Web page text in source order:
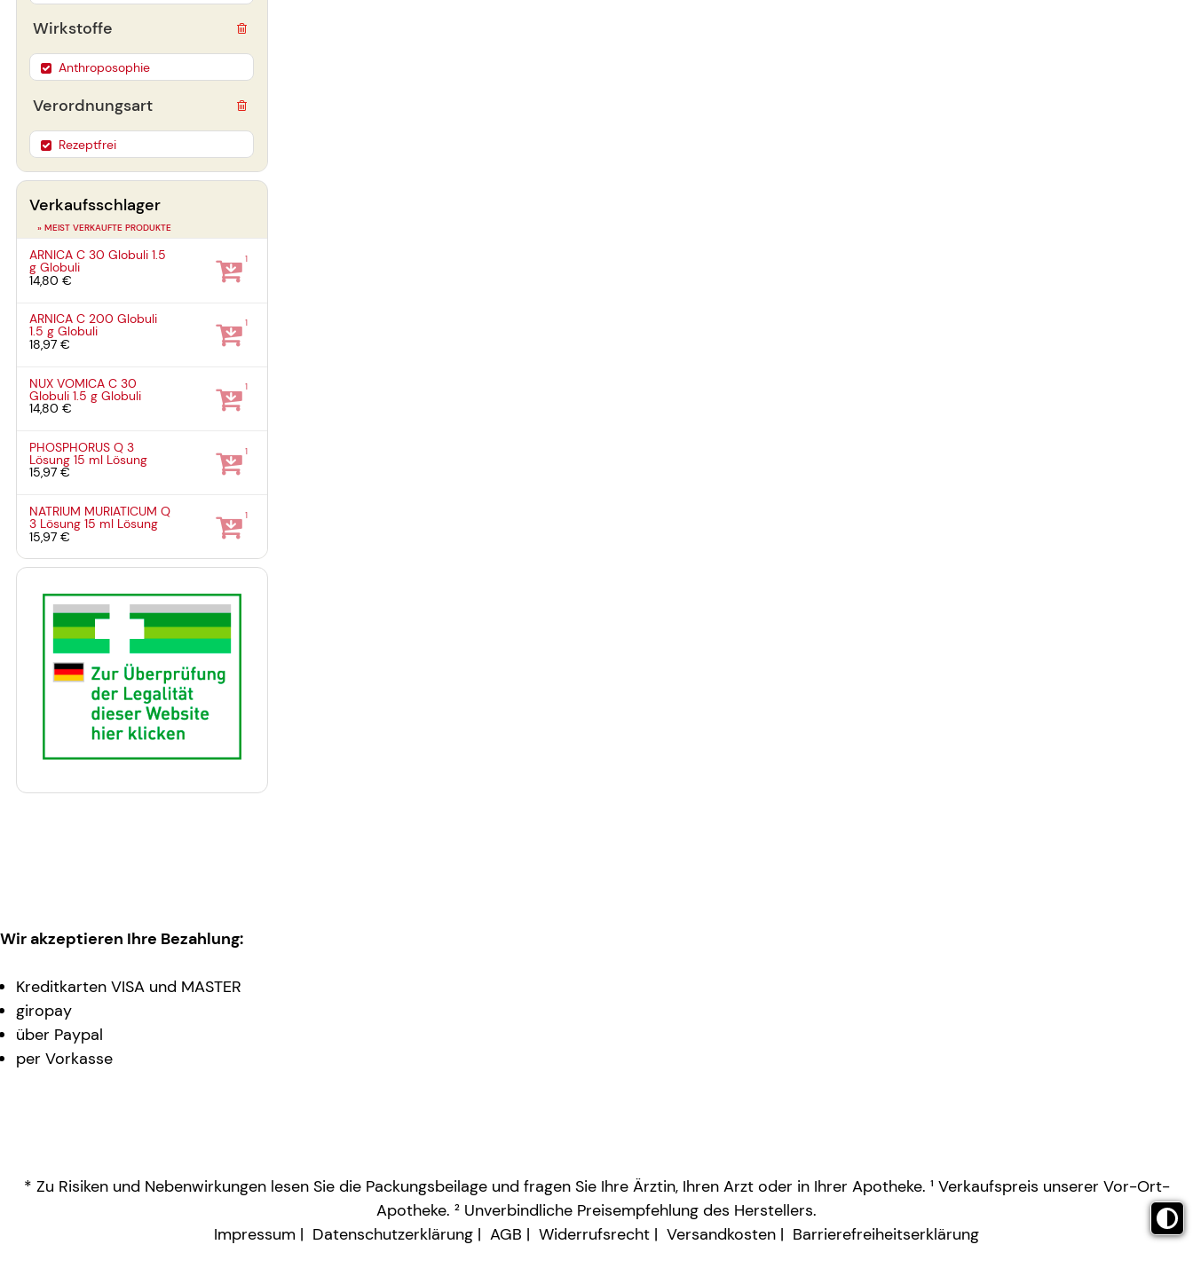
Wirkstoffe
Anthroposophie
Verordnungsart
Rezeptfrei
Verkaufsschlager
» MEIST VERKAUFTE PRODUKTE
ARNICA C 30 Globuli1.5
gGlobuli
14,80 €
1
ARNICA C 200 Globuli
1.5 gGlobuli
18,97 €
1
NUX VOMICA C 30
Globuli1.5 gGlobuli
14,80 €
1
PHOSPHORUS Q 3
Lösung15 ml Lösung
15,97 €
1
NATRIUM MURIATICUM Q
3 Lösung15 ml Lösung
15,97 €
1
Wir akzeptieren Ihre Bezahlung:
Kreditkarten VISA und MASTER
giropay
über Paypal
per Vorkasse
* Zu Risiken und Nebenwirkungen lesen Sie die Packungsbeilage und fragen Sie Ihre Ärztin, Ihren Arzt oder in Ihrer Apotheke. ¹ Verkaufspreis unserer Vor-Ort-
Apotheke. ² Unverbindliche Preisempfehlung des Herstellers.
Impressum
Datenschutzerklärung AGB Widerrufsrecht Versandkosten Barrierefreiheitserklärung